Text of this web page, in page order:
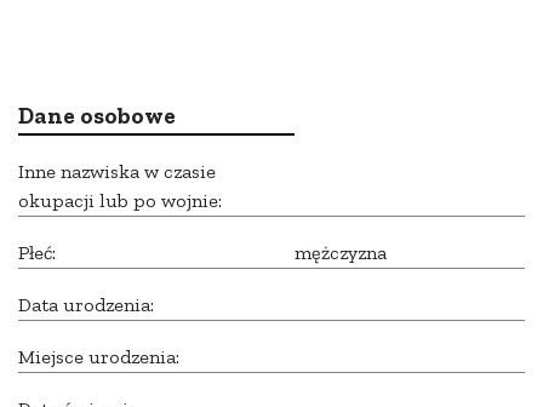
Dane osobowe
Inne nazwiska w czasie
okupacji lub po wojnie:
Płeć: mężczyzna
Data urodzenia:
Miejsce urodzenia: